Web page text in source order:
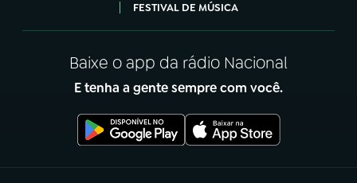
FESTIVAL DE MÚSICA
Baixe o app da rádio Nacional
E tenha a gente sempre com você.